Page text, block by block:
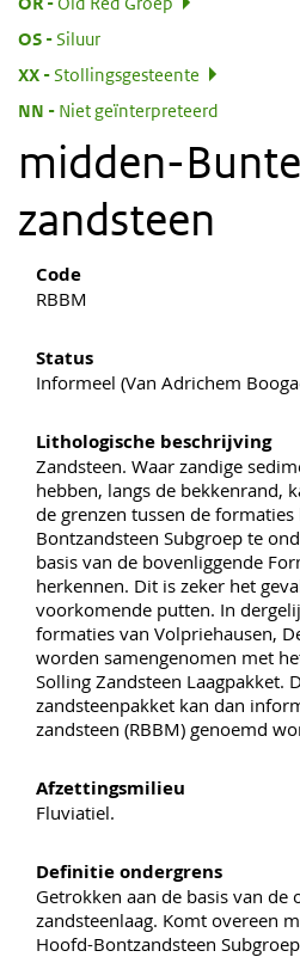
OS:
Siluur
XX:
Stollingsgesteente
NN
Niet geïnterpreteerd
midden-
zandsteen
Code
RBBM
Status
Informeel (Van Adrichem
Lithologische beschrijving
Zandsteen. Waar zandige
hebben, langs de bekkenrand,
de grenzen tussen de
Bontzandsteen Subgroep te
basis van de bovenliggende
herkennen. Dit is zeker het
voorkomende putten. In
formaties van Volpriehausen,
worden samengenomen met
Solling Zandsteen Laagpakket.
zandsteenpakket kan dan
zandsteen (RBBM) genoemd
Afzettingsmilieu
Fluviatiel.
Definitie ondergrens
Getrokken aan de basis van de
zandsteenlaag. Komt overeen
Hoofd-Bontzandsteen